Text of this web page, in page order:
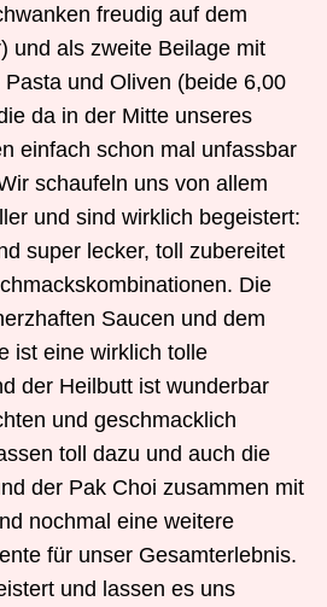
freudig auf dem
und als zweite Beilage mit
und Oliven (beide 6,00
da in der Mitte unseres
einfach schon mal unfassbar
schaufeln uns von allem
und sind wirklich begeistert:
super lecker, toll zubereitet
Die
Saucen und dem
ist eine wirklich tolle
der Heilbutt ist wunderbar
und geschmacklich
toll dazu und auch die
der Pak Choi zusammen mit
nochmal eine weitere
für unser Gesamterlebnis.
und lassen es uns